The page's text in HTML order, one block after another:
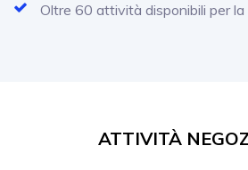
Oltre 60 attività disponibili per
ATTIVITÀ